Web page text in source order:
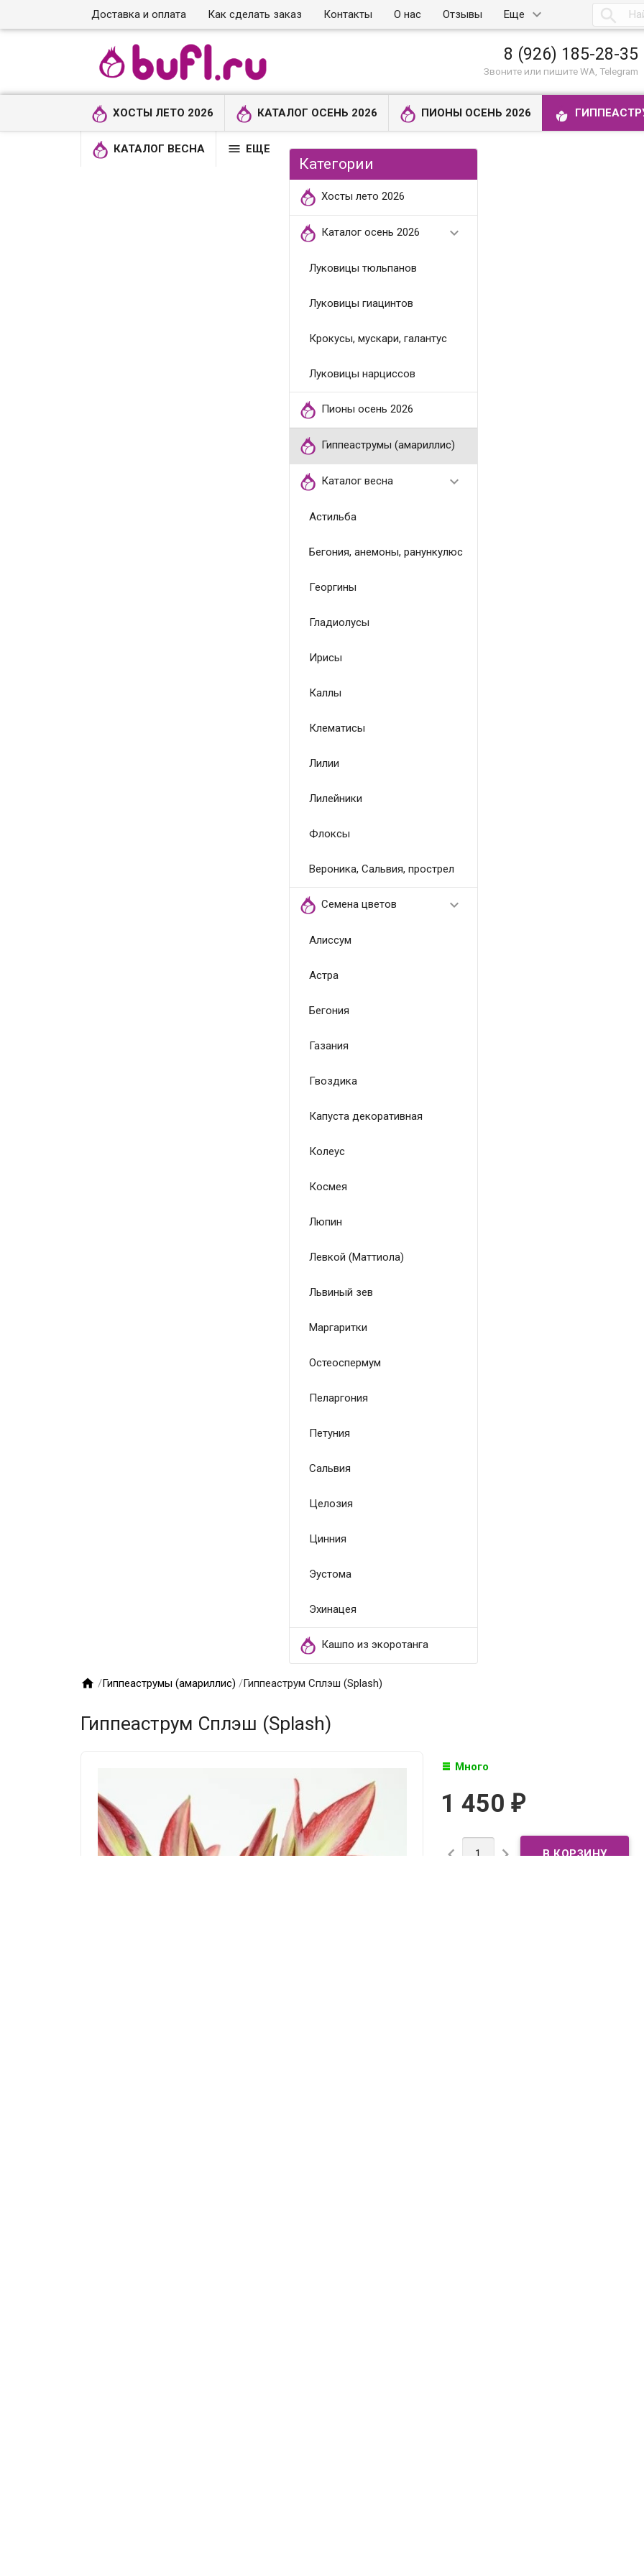
Доставка и оплата Как сделать заказ Контакты О нас Отзывы Еще 
8 (926) 185-28-35
Звоните или пишите WA, Telegram
ХОСТЫ ЛЕТО 2026 КАТАЛОГ ОСЕНЬ 2026 ПИОНЫ ОСЕНЬ 2026
КАТАЛОГ ВЕСНА  ЕЩЕ
Категории
Хосты лето 2026
Каталог осень 2026 
Луковицы тюльпанов
Луковицы гиацинтов
Крокусы, мускари, галантус
Луковицы нарциссов
Пионы осень 2026
Гиппеаструмы (амариллис)
Каталог весна 
Астильба
Бегония, анемоны, ранункулюс
Георгины
Гладиолусы
Ирисы
Каллы
Клематисы
Лилии
Лилейники
Флоксы
Вероника, Сальвия, прострел
Семена цветов 
Алиссум
Астра
Бегония
Газания
Гвоздика
Капуста декоративная
Колеус
Космея
Люпин
Левкой (Маттиола)
Львиный зев
Маргаритки
Остеоспермум
Пеларгония
Петуния
Сальвия
Целозия
Цинния
Эустома
Эхинацея
Кашпо из экоротанга
 /Гиппеаструмы (амариллис) /Гиппеаструм Сплэш (Splash)
Гиппеаструм Сплэш (Splash)
Много
1 450 ₽
 